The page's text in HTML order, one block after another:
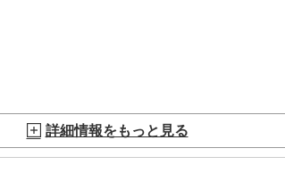
詳細情報をもっと見る